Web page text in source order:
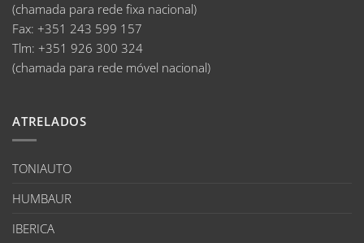
(chamada para rede fixa nacional)
Fax: +351 243 599 157
Tlm: +351 926 300 324
(chamada para rede móvel nacional)
ATRELADOS
TONIAUTO
HUMBAUR
IBERICA